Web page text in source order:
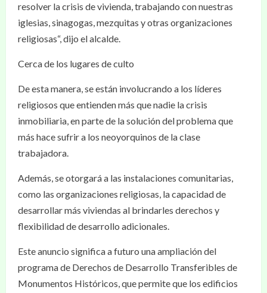
resolver la crisis de vivienda, trabajando con nuestras
iglesias, sinagogas, mezquitas y otras organizaciones
religiosas“, dijo el alcalde.
Cerca de los lugares de culto
De esta manera, se están involucrando a los líderes
religiosos que entienden más que nadie la crisis
inmobiliaria, en parte de la solución del problema que
más hace sufrir a los neoyorquinos de la clase
trabajadora.
Además, se otorgará a las instalaciones comunitarias,
como las organizaciones religiosas, la capacidad de
desarrollar más viviendas al brindarles derechos y
flexibilidad de desarrollo adicionales.
Este anuncio significa a futuro una ampliación del
programa de Derechos de Desarrollo Transferibles de
Monumentos Históricos, que permite que los edificios